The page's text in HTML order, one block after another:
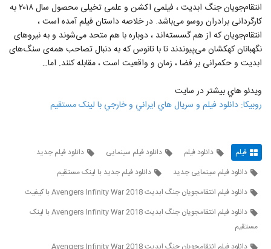
انتقام‌جویان جنگ ابدیت ، فیلمی اکشن و علمی تخیلی محصول سال ۲۰۱۸ به
کارگردانی برادران روسو می‌باشد. در خلاصه داستان فیلم آمده است ،
انتقام‌جویان که از هم گسسته‌اند ، دوباره با هم متحد می‌شوند و به نیروهای
نگهبانان کهکشان می‌پیوندند تا با تانوس که به دنبال تصاحب همه‌ی سنگ‌های
ابدیت و حکمرانی بر فضا ، زمان و واقعیت است ، مقابله کنند. اما…
ويدئو هاي بيشتر در سايت
روبيکا: دانلود فيلم و سريال هاي ايراني و خارجي با لينک مستقيم
فیلم دانلود فیلم دانلود فیلم سینمایی
دانلود فیلم جدید
دانلود فیلم سینمایی جدید
دانلود فیلم جدید با لینک مستقیم
دانلود فیلم انتقامجویان جنگ ابدیت Avengers Infinity War 2018 با کیفیت
دانلود فیلم انتقامجویان جنگ ابدیت Avengers Infinity War 2018 با لینک
مستقیم